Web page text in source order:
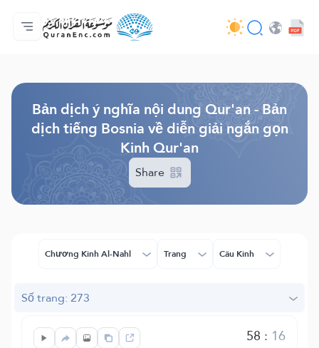
Trang chủ
Mục lục các bản dịch
Audio
Các dịch vụ của nhà phát triển - API
Về dự án
Liên hệ với chúng tôi
Ngôn ngữ
Bản dịch ý nghĩa nội dung Qur'an - Bản
dịch tiếng Bosnia về diễn giải ngắn gọn
Kinh Qur'an
Share
Chương Kinh Al-Nahl Trang Câu Kinh
Số trang: 273
58 : 16